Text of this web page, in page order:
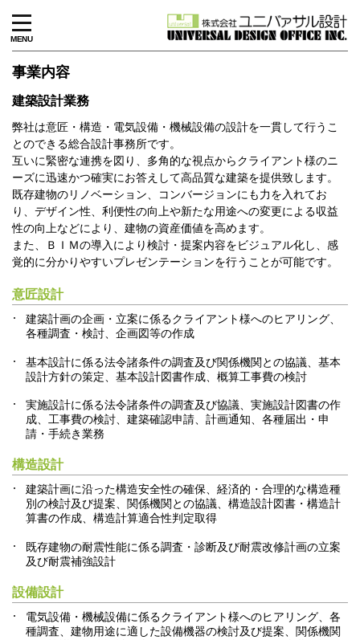
MENU
事業内容
建築設計業務
弊社は意匠・構造・電気設備・機械設備の設計を一貫して行うこ
とのできる総合設計事務所です。
互いに緊密な連携を図り、多角的な視点からクライアント様のニ
ーズに迅速かつ確実にお答えして高品質な建築を提供致します。
既存建物のリノベーション、コンバージョンにも力を入れてお
り、デザイン性、利便性の向上や新たな用途への変更による収益
性の向上などにより、建物の資産価値を高めます。
また、ＢＩＭの導入により検討・提案内容をビジュアル化し、感
覚的に分かりやすいプレゼンテーションを行うことが可能です。
意匠設計
建築計画の企画・立案に係るクライアント様へのヒアリング、
各種調査・検討、企画図等の作成
基本設計に係る法令諸条件の調査及び関係機関との協議、基本
設計方針の策定、基本設計図書作成、概算工事費の検討
実施設計に係る法令諸条件の調査及び協議、実施設計図書の作
成、工事費の検討、建築確認申請、計画通知、各種届出・申
請・手続き業務
構造設計
建築計画に沿った構造安全性の確保、経済的・合理的な構造種
別の検討及び提案、関係機関との協議、構造設計図書・構造計
算書の作成、構造計算適合性判定取得
既存建物の耐震性能に係る調査・診断及び耐震改修計画の立案
及び耐震補強設計
設備設計
電気設備・機械設備に係るクライアント様へのヒアリング、各
種調査、建物用途に適した設備機器の検討及び提案、関係機関